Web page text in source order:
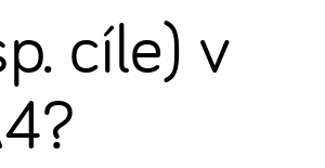
cíle) v